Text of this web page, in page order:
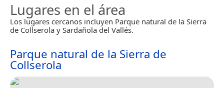
Lugares en el área
Los lugares cercanos incluyen Parque natural de la Sierra
de Collserola y Sardañola del Vallés.
Parque natural de la Sierra de
Collserola